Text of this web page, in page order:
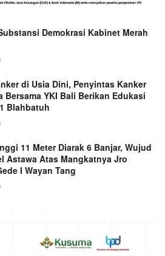
Demokrasi Kabinet Merah
di Usia Dini, Penyintas Kanker
Bersama YKI Bali Berikan Edukasi
Blahbatuh
11 Meter Diarak 6 Banjar, Wujud
Astawa Atas Mangkatnya Jro
I Wayan Tang